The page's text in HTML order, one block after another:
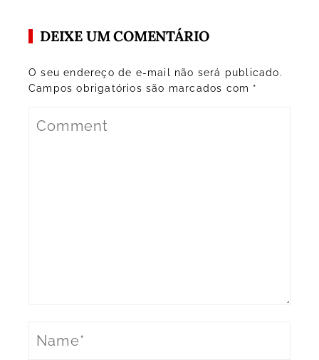
DEIXE UM COMENTÁRIO
O seu endereço de e-mail não será publicado.
Campos obrigatórios são marcados com *